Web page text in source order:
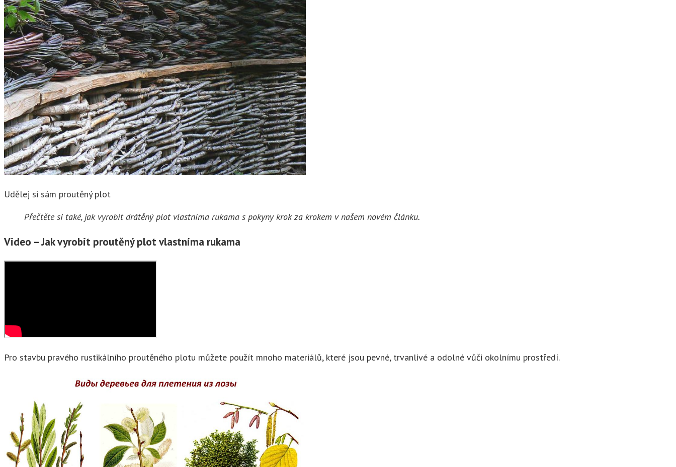
Udělej si sám proutěný plot
Přečtěte si také, jak vyrobit drátěný plot vlastníma rukama s pokyny krok za krokem v našem novém článku.
Video – Jak vyrobit proutěný plot vlastníma rukama
Pro stavbu pravého rustikálního proutěného plotu můžete použít mnoho materiálů, které jsou pevné, trvanlivé a odolné vůči okolnímu prostředí.